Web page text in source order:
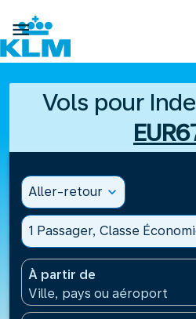

Vols pour
Aller-retour expand_more
1 Passager, Classe
À partir de
Ville, pays ou aéroport